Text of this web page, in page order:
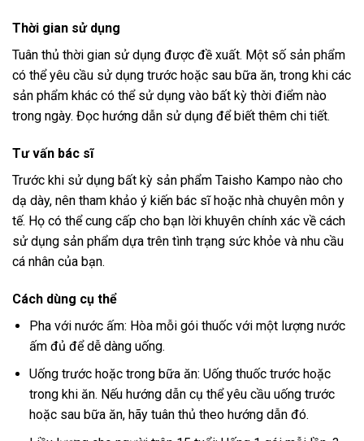
Thời gian sử dụng
Tuân thủ thời gian sử dụng được đề xuất. Một số sản phẩm
có thể yêu cầu sử dụng trước hoặc sau bữa ăn, trong khi các
sản phẩm khác có thể sử dụng vào bất kỳ thời điểm nào
trong ngày. Đọc hướng dẫn sử dụng để biết thêm chi tiết.
Tư vấn bác sĩ
Trước khi sử dụng bất kỳ sản phẩm Taisho Kampo nào cho
dạ dày, nên tham khảo ý kiến ​​bác sĩ hoặc nhà chuyên môn y
tế. Họ có thể cung cấp cho bạn lời khuyên chính xác về cách
sử dụng sản phẩm dựa trên tình trạng sức khỏe và nhu cầu
cá nhân của bạn.
Cách dùng cụ thể
Pha với nước ấm: Hòa mỗi gói thuốc với một lượng nước
ấm đủ để dễ dàng uống.
Uống trước hoặc trong bữa ăn: Uống thuốc trước hoặc
trong khi ăn. Nếu hướng dẫn cụ thể yêu cầu uống trước
hoặc sau bữa ăn, hãy tuân thủ theo hướng dẫn đó.